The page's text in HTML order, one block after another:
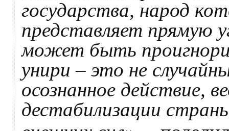
государства, народ
представляет прямую
может быть
унири – это не
осознанное действие,
дестабилизации